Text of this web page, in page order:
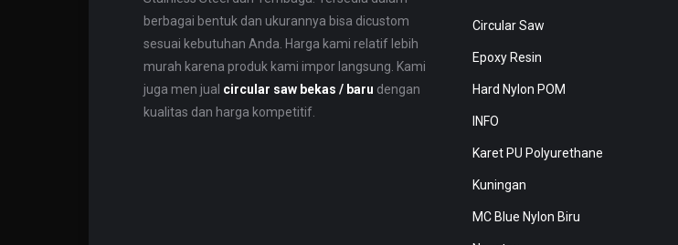
berbagai bentuk dan ukurannya bisa dicustom
sesuai kebutuhan Anda. Harga kami relatif lebih
murah karena produk kami impor langsung. Kami
juga men jual circular saw bekas / baru dengan
kualitas dan harga kompetitif.
Circular Saw
Epoxy Resin
Hard Nylon POM
INFO
Karet PU Polyurethane
Kuningan
MC Blue Nylon Biru